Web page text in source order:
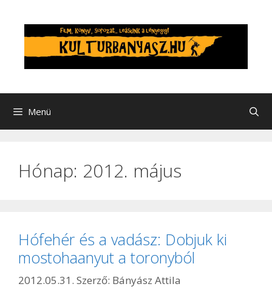
tartalomba
Menü
Hónap: 2012. május
Hófehér és a vadász: Dobjuk ki
mostohaanyut a toronyból
2012.05.31. Szerző: Bányász Attila